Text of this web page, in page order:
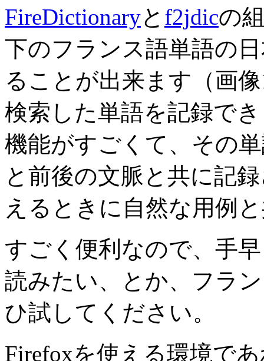
FireDictionaryと f2jdicの
下のフランス語単語の
ることが出来ます（画
検索した単語を記録で
機能がすごくて、その
と前後の文脈と共に記
えるときに自然な用例
すごく便利なので、手
読みたい、とか、フラ
ひ試してください。
Firefoxを使える環境で